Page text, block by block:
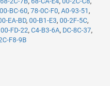
00-BC-60, 78-0C-F0, A0-93-51 ,
EA-BD, 00-B1-E3, 00-2F-5C,
00-FD-22, C4-B3-6A, DC-8C-37,
F8-9B